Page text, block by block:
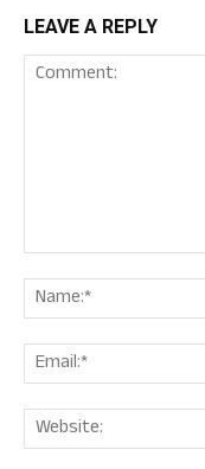
LEAVE A REPLY